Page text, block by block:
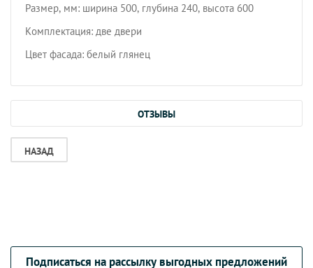
Размер, мм: ширина 500, глубина 240, высота 600
Комплектация: две двери
Цвет фасада: белый глянец
ОТЗЫВЫ
НАЗАД
Подписаться на рассылку выгодных предложений